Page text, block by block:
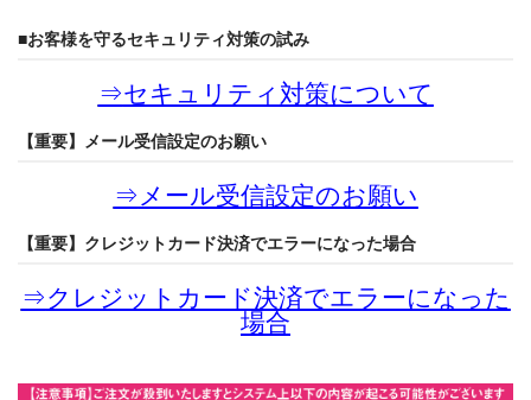
■お客様を守るセキュリティ対策の試み
⇒セキュリティ対策について
【重要】メール受信設定のお願い
⇒メール受信設定のお願い
【重要】クレジットカード決済でエラーになった場合
⇒クレジットカード決済でエラーになった
場合